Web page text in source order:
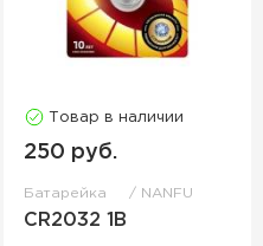
Товар в наличии
250 руб.
Батарейка NANFU
CR2032 1B